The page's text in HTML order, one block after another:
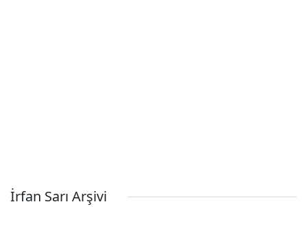
İrfan Sarı Arşivi